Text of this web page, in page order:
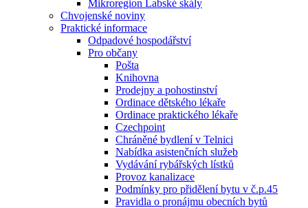
Mikroregion Labské skály
Chvojenské noviny
Praktické informace
Odpadové hospodářství
Pro občany
Pošta
Knihovna
Prodejny a pohostinství
Ordinace dětského lékaře
Ordinace praktického lékaře
Czechpoint
Chráněné bydlení v Telnici
Nabídka asistenčních služeb
Vydávání rybářských lístků
Provoz kanalizace
Podmínky pro přidělení bytu v č.p.45
Pravidla o pronájmu obecních bytů